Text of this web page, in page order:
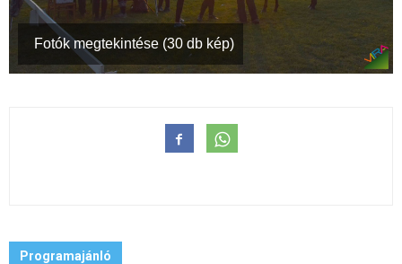
Fotók megtekintése (30 db kép)
Programajánló